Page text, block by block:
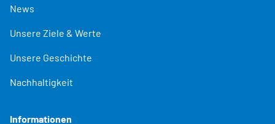
News
Unsere Ziele & Werte
Unsere Geschichte
Nachhaltigkeit
Informationen